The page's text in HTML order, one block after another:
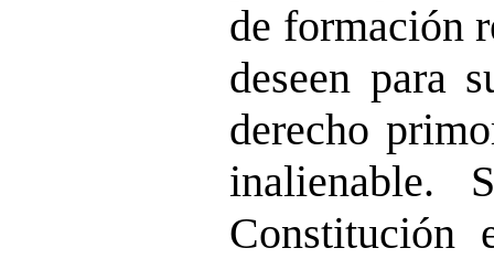
de formación
deseen para
derecho
inalienable.
Constitución